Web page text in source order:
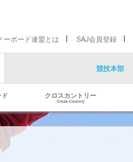
ーボード連盟とは SAJ会員登録
競技本部
クロスカントリー
Cross-Country